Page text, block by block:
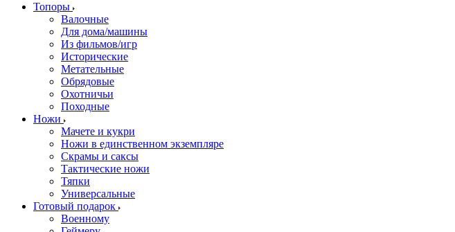
Топоры
Валочные
Для дома/машины
Из фильмов/игр
Исторические
Метательные
Обрядовые
Охотничьи
Походные
Ножи
Мачете и кукри
Ножи в единственном экземпляре
Скрамы и саксы
Тактические ножи
Тяпки
Универсальные
Готовый подарок
Военному